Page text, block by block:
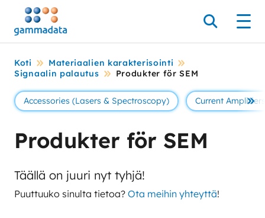
Siirry
pääsisältöönt
Hae
Koti
Materiaalien karakterisointi
Signaalin palautus
Produkter för SEM
Accessories (Lasers & Spectroscopy) Current Amplifiers
Se
Produkter för SEM
Täällä on juuri nyt tyhjä!
Puuttuuko sinulta tietoa? Ota meihin yhteyttä!